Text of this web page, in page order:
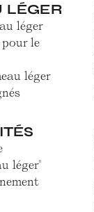
LÉGER
léger
le
léger
léger"